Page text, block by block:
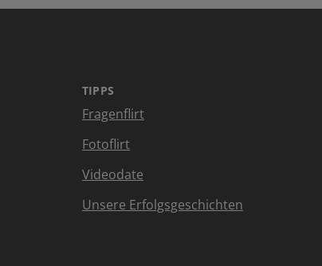
TIPPS
Fragenflirt
Fotoflirt
Videodate
Unsere Erfolgsgeschichten